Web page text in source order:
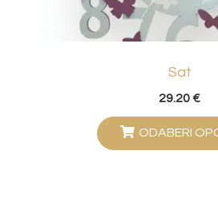
Sat
29.20€
ODABERI